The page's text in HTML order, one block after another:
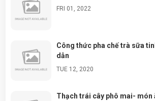
FRI 01, 2022
Công thức pha chế trà sữa
dẫn
TUE 12, 2020
Thạch trái cây phô mai- món